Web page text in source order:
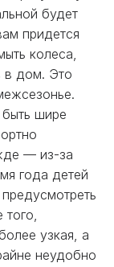
будет
придется
колеса,
в дом. Это
шире
— из-за
года детей
узкая, а
неудобно